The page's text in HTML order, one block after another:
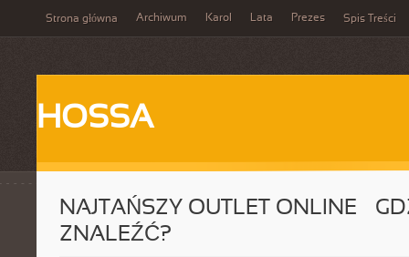
Strona główna Archiwum Karol Lata Prezes Spis Treści
HOSSA
NAJTAŃSZY OUTLET ONLINE –
ZNALEŹĆ?